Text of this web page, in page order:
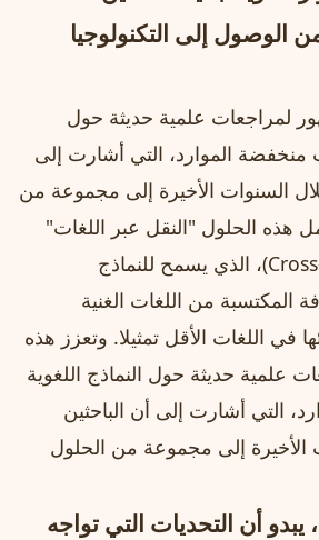
الوصول إلى التكنولوجيا
لمراجعات علمية حديثة حول
منخفضة الموارد، التي أشارت إلى
السنوات الأخيرة إلى مجموعة من
هذه الحلول "النقل عبر اللغات"
(Cross-Lingual Transfer)، الذي يسمح للنماذج
المكتسبة من اللغات الغنية
في اللغات الأقل تمثيلا. وتعزز هذه
علمية حديثة حول النماذج اللغوية
التي أشارت إلى أن الباحثين
الأخيرة إلى مجموعة من الحلول
أن التحديات التي تواجه